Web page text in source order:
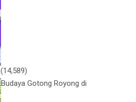
(14,589)
Budaya Gotong Royong di